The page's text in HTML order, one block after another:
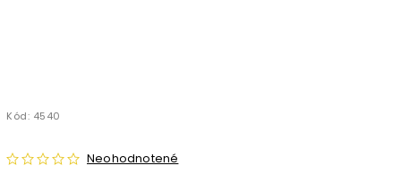
Kód: 4540
Neohodnotené